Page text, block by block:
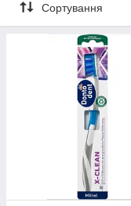
Сортування